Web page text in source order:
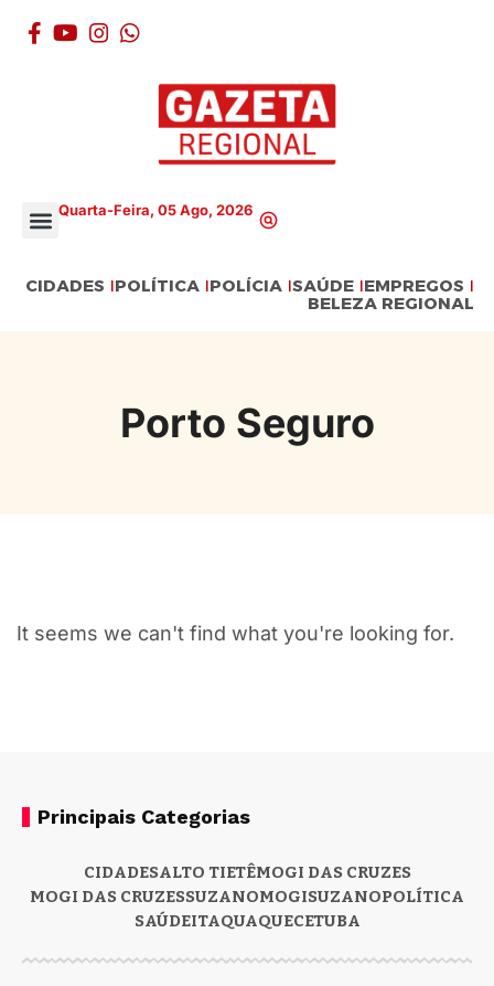
Quarta-Feira, 05 Ago, 2026
CIDADES POLÍTICA POLÍCIA SAÚDE EMPREGOS
BELEZA REGIONAL
Porto Seguro
It seems we can't find what you're looking for.
Principais Categorias
CIDADESALTO TIETÊMOGI DAS CRUZES
MOGI DAS CRUZESSUZANOMOGISUZANOPOLÍTICA
SAÚDEITAQUAQUECETUBA